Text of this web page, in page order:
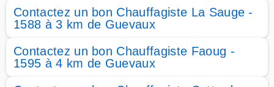
Contactez un bon Chauffagiste La Sauge -
1588 à 3 km de Guevaux
Contactez un bon Chauffagiste Faoug -
1595 à 4 km de Guevaux